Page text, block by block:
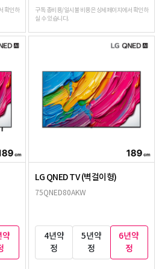
확인하
구독 총비용/일시불 비용은 상세페이지에서 확인하
실 수 있습니다.
약
LG QNED TV (벽걸이형)
75QNED80AKW
4년약
정
5년약
정
6년약
정